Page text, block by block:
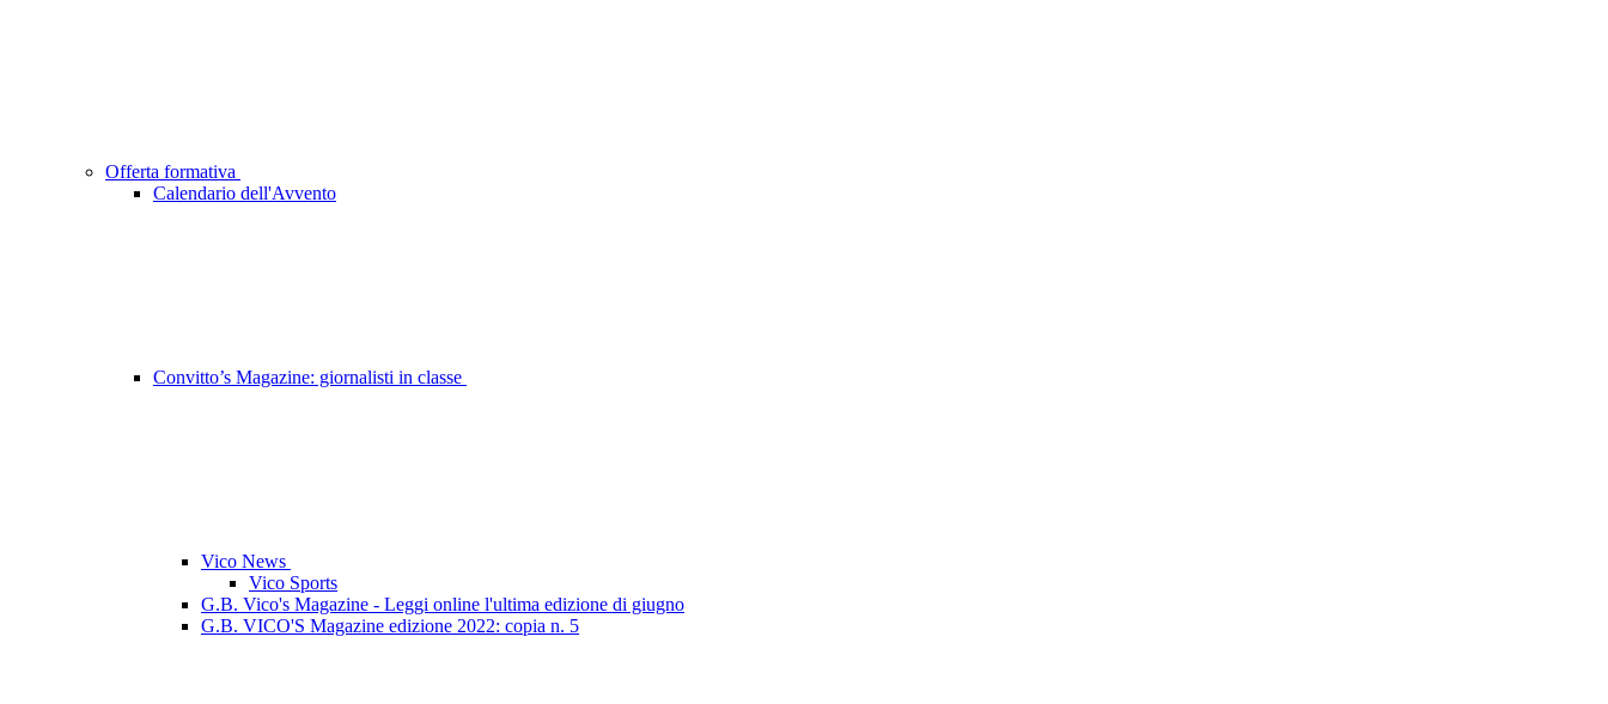
Offerta formativa
Calendario dell'Avvento
Convitto’s Magazine: giornalisti in classe
Vico News
Vico Sports
G.B. Vico's Magazine - Leggi online l'ultima edizione di giugno
G.B. VICO'S Magazine edizione 2022: copia n. 5